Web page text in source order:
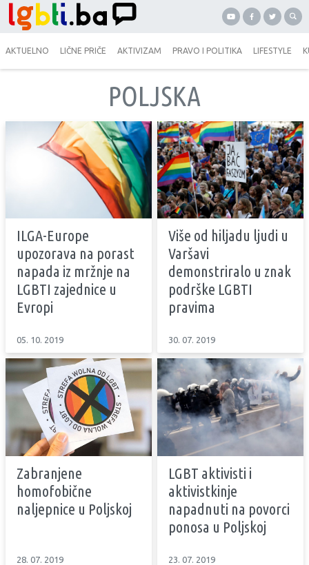
AKTUELNO LIČNE PRIČE AKTIVIZAM PRAVO I POLITIKA LIFESTYLE
POLJSKA
ILGA-Europe
upozorava na porast
napada iz mržnje na
LGBTI zajednice u
Evropi
05. 10. 2019
Više od hiljadu ljudi u
Varšavi
demonstriralo u znak
podrške LGBTI
pravima
30. 07. 2019
Zabranjene
homofobične
naljepnice u Poljskoj
28. 07. 2019
LGBT aktivisti i
aktivistkinje
napadnuti na povorci
ponosa u Poljskoj
23. 07. 2019